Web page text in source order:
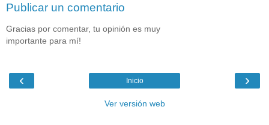
Publicar un comentario
Gracias por comentar, tu opinión es muy
importante para mí!
‹ ›
Inicio
Ver versión web